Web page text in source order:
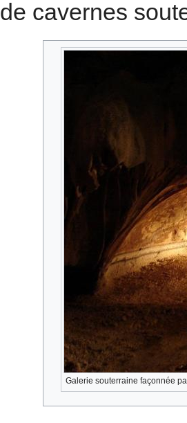
de cavernes
Galerie souterraine façonnée